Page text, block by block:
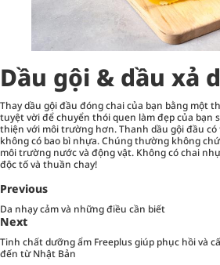
Dầu gội & dầu xả
Thay dầu gội đầu đóng chai của bạn bằng một
tuyệt vời để chuyển thói quen làm đẹp của bạn
thiện với môi trường hơn. Thanh dầu gội đầu
không có bao bì nhựa. Chúng thường không
môi trường nước và động vật. Không có chai
độc tố và thuần chay!
Previous
Da nhạy cảm và những điều cần biết
Next
Tinh chất dưỡng ẩm Freeplus giúp phục hồi và
đến từ Nhật Bản